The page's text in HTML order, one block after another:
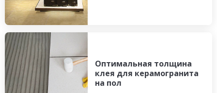
Оптимальная толщина
клея для керамогранита
на пол